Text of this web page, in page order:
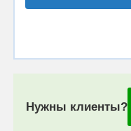
Нужны клиенты?